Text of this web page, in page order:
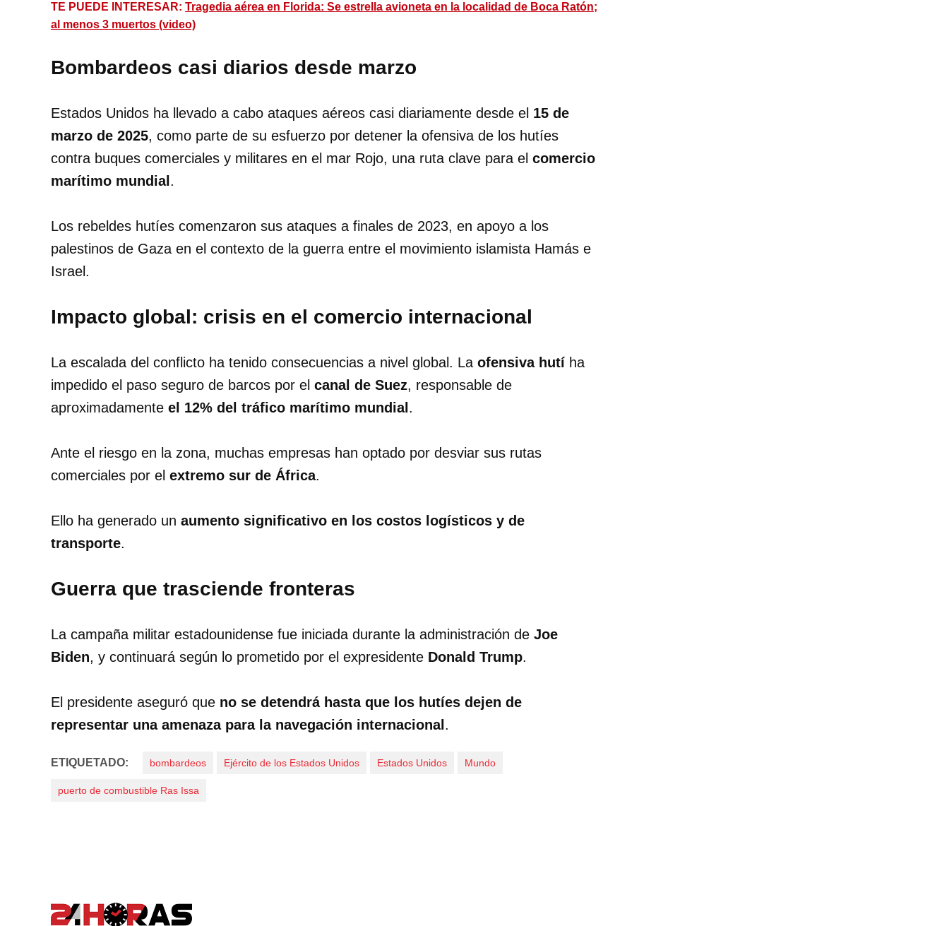
TE PUEDE INTERESAR: Tragedia aérea en Florida: Se estrella avioneta en la localidad de Boca Ratón;
al menos 3 muertos (video)
Bombardeos casi diarios desde marzo
Estados Unidos ha llevado a cabo ataques aéreos casi diariamente desde el 15 de
marzo de 2025, como parte de su esfuerzo por detener la ofensiva de los hutíes
contra buques comerciales y militares en el mar Rojo, una ruta clave para el comercio
marítimo mundial .
Los rebeldes hutíes comenzaron sus ataques a finales de 2023, en apoyo a los
palestinos de Gaza en el contexto de la guerra entre el movimiento islamista Hamás e
Israel.
Impacto global: crisis en el comercio internacional
La escalada del conflicto ha tenido consecuencias a nivel global. La ofensiva hutí ha
impedido el paso seguro de barcos por el canal de Suez, responsable de
aproximadamente el 12% del tráfico marítimo mundial .
Ante el riesgo en la zona, muchas empresas han optado por desviar sus rutas
comerciales por el extremo sur de África.
Ello ha generado un aumento significativo en los costos logísticos y de
transporte.
Guerra que trasciende fronteras
La campaña militar estadounidense fue iniciada durante la administración de Joe
Biden, y continuará según lo prometido por el expresidente Donald Trump.
El presidente aseguró que no se detendrá hasta que los hutíes dejen de
representar una amenaza para la navegación internacional .
ETIQUETADO: bombardeos Ejército de los Estados Unidos Estados Unidos Mundo
puerto de combustible Ras Issa